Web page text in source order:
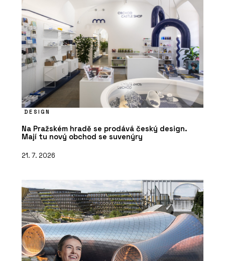
DESIGN
Na Pražském hradě se prodává český design.
Mají tu nový obchod se suvenýry
21. 7. 2026